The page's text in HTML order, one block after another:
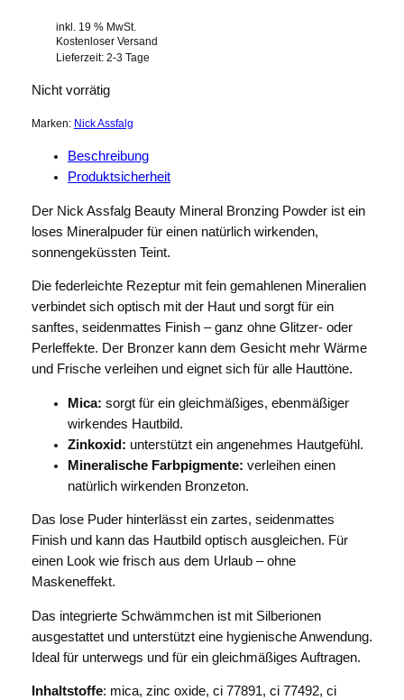
inkl. 19 % MwSt.
Kostenloser Versand
Lieferzeit: 2-3 Tage
Nicht vorrätig
Marken: Nick Assfalg
Beschreibung
Produktsicherheit
Der Nick Assfalg Beauty Mineral Bronzing Powder ist ein
loses Mineralpuder für einen natürlich wirkenden,
sonnengeküssten Teint.
Die federleichte Rezeptur mit fein gemahlenen Mineralien
verbindet sich optisch mit der Haut und sorgt für ein
sanftes, seidenmattes Finish – ganz ohne Glitzer- oder
Perleffekte. Der Bronzer kann dem Gesicht mehr Wärme
und Frische verleihen und eignet sich für alle Hauttöne.
Mica: sorgt für ein gleichmäßiges, ebenmäßiger
wirkendes Hautbild.
Zinkoxid: unterstützt ein angenehmes Hautgefühl.
Mineralische Farbpigmente: verleihen einen
natürlich wirkenden Bronzeton.
Das lose Puder hinterlässt ein zartes, seidenmattes
Finish und kann das Hautbild optisch ausgleichen. Für
einen Look wie frisch aus dem Urlaub – ohne
Maskeneffekt.
Das integrierte Schwämmchen ist mit Silberionen
ausgestattet und unterstützt eine hygienische Anwendung.
Ideal für unterwegs und für ein gleichmäßiges Auftragen.
Inhaltstoffe: mica, zinc oxide, ci 77891, ci 77492, ci